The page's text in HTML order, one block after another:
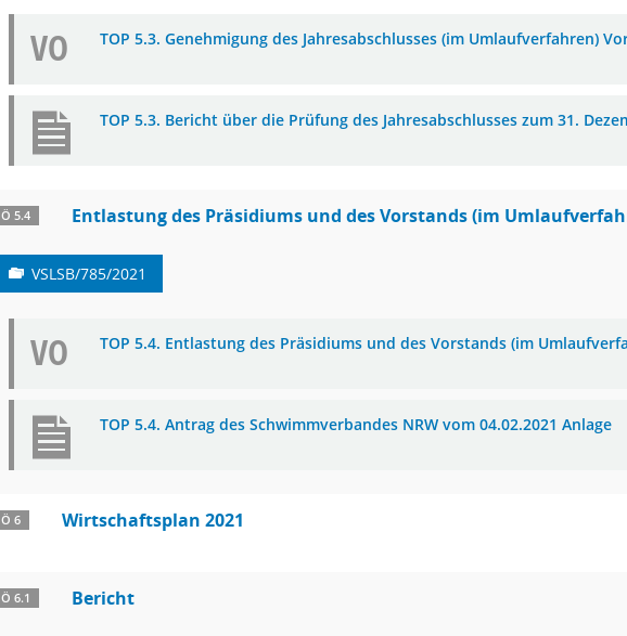
VO TOP 5.3. Genehmigung des Jahresabschlusses (im Umlaufverfahren)
TOP 5.3. Bericht über die Prüfung des Jahresabschlusses zum 31.
Ö 5.4 Entlastung des Präsidiums und des Vorstands (im
VSLSB/785/2021
VO TOP 5.4. Entlastung des Präsidiums und des Vorstands (im
TOP 5.4. Antrag des Schwimmverbandes NRW vom 04.02.2021 Anlage
Ö 6 Wirtschaftsplan 2021
Ö 6.1 Bericht